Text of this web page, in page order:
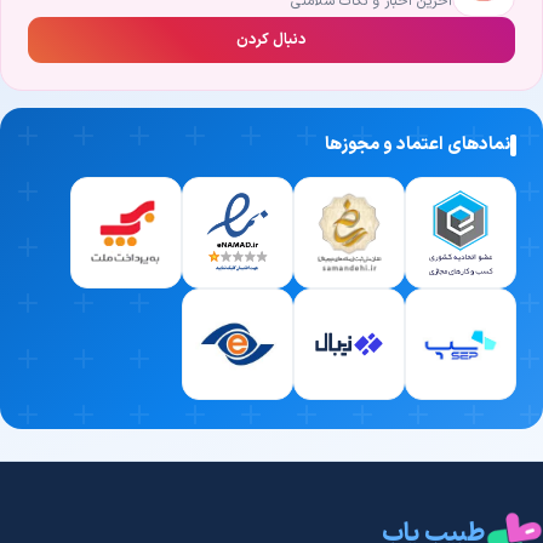
دانش و تحصیلات معتبر:علم پزشکی هر روز در حال پیشرفت است. پزشک
برتر کسی است که دانش خود را به‌روز نگه داشته و از روش‌های نوین
تجربه و سابقه بالینی درخشان:در دنیای پزشکی، تجربه حرف اول را می‌زند.
پزشکی که سال‌ها در زمینه دکتری روانشناسی فعالیت کرده، با پیچیده‌ترین
شرایط بیماران آشناست و ضریب خطای بسیار پایینی دارد.
اخلاق حرفه‌ای و صبوری:یک پزشک خوب، شنونده خوبی هم هست. او برای
معاینه شما وقت می‌گذارد و به تمام سوالات و نگرانی‌هایتان با حوصله
پاسخ می‌دهد.
نیست. (به همین دلیل در طبیب‌یاب، امکان مطالعه نظرات واقعی بیماران
را برای شما فراهم کرده‌ایم تا با چشم باز تصمیم بگیرید).
چشم باز تصمیم بگیرید).
دنبال کردن
نمادهای اعتماد و مجوزها
طبیب یاب